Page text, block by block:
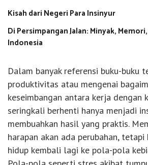
Kisah dari Negeri Para Insinyur
Di Persimpangan Jalan: Minyak,
Indonesia
Dalam banyak referensi buku-buku
produktivitas atau mengenai
keseimbangan antara kerja dengan
seringkali berhenti hanya menjadi
membuahkan hasil yang praktis.
harapan akan ada perubahan, tetapi
hidup kembali lagi ke pola-pola